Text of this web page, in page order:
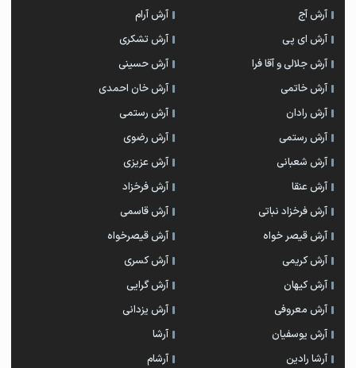
آرش آج
آرش آرام
آرش ای پی
آرش تشکری
آرش جلالی و آقا فرا
آرش حسینی
آرش خاتمی
آرش خان احمدی
آرش رادان
آرش رستمى
آرش رستمی
آرش رضوی
آرش شعبانی
آرش عزیزی
آرش عنقا
آرش فرخزاد
آرش فرخزاد نباتی
آرش قاسمی
آرش قیصر خواه
آرش قیصرخواه
آرش کریمی
آرش کسری
آرش کیهان
آرش گرایی
آرش معروفی
آرش یزدانی
آرش یوسفیان
آرشا
آرشا رادین
آرشام